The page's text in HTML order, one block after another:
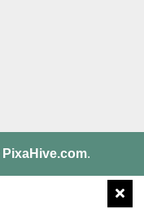
PixaHive.com.